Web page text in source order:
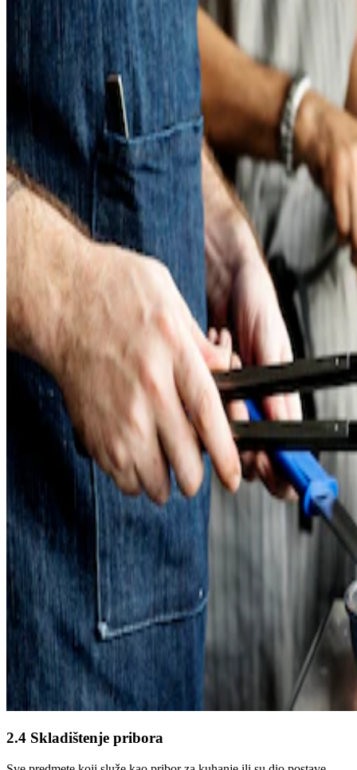
2.4 Skladištenje pribora